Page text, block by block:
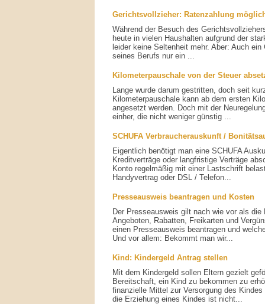
Gerichtsvollzieher: Ratenzahlung
Während der Besuch des
heute in vielen Haushalten aufgrund der
leider keine Seltenheit mehr. Aber: Auch
seines Berufs nur ein ...
Kilometerpauschale von der Steuer
Lange wurde darum gestritten, doch seit
Kilometerpauschale kann ab dem ersten
angesetzt werden. Doch mit der
einher, die nicht weniger günstig ...
SCHUFA Verbraucherauskunft /
Eigentlich benötigt man eine SCHUFA
Kreditverträge oder langfristige Verträge
Konto regelmäßig mit einer Lastschrift
Handyvertrag oder DSL / Telefon...
Presseausweis beantragen und Kosten
Der Presseausweis gilt nach wie vor als
Angeboten, Rabatten, Freikarten und
einen Presseausweis beantragen und
Und vor allem: Bekommt man wir...
Kind: Kindergeld Antrag stellen
Mit dem Kindergeld sollen Eltern gezielt
Bereitschaft, ein Kind zu bekommen zu
finanzielle Mittel zur Versorgung des
die Erziehung eines Kindes ist nicht...